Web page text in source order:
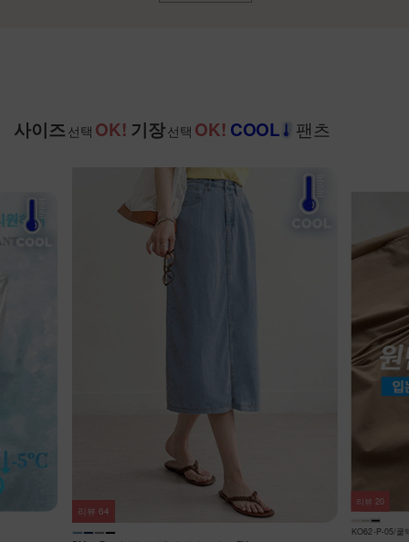
사이즈 선택 OK! 기장선택 OK! COOL 팬츠
리뷰 20
DM52-P-09/몰
리뷰 33